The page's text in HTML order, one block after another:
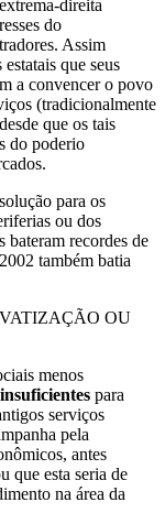
direita
do
Assim
que seus
a convencer o povo
(tradicionalmente
que os tais
do poderio
para os
ou dos
bateram recordes de
também batia
OU
menos
insuficientes para
serviços
pela
antes
que esta seria de
na área da